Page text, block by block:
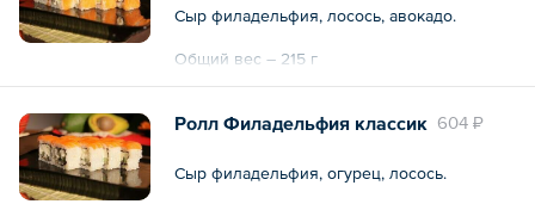
Сыр филадельфия, лосось, авокадо.
Общий вес – 215 г
604 ₽
Ролл Филадельфия классик
Сыр филадельфия, огурец, лосось.